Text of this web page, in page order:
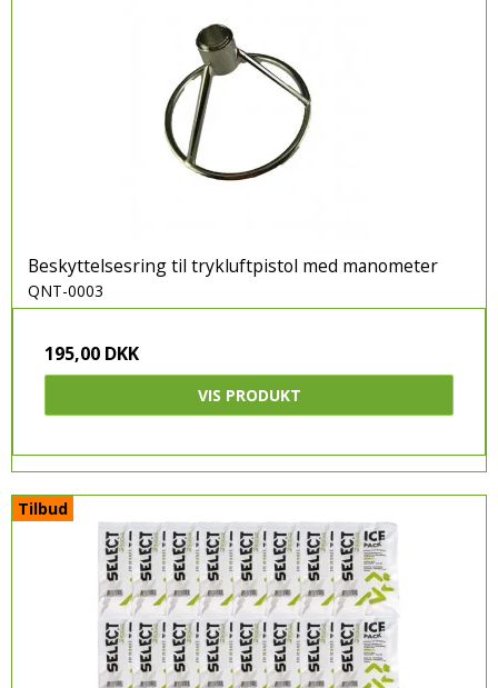
Beskyttelsesring til trykluftpistol med manometer
QNT-0003
195,00 DKK
VIS PRODUKT
Tilbud